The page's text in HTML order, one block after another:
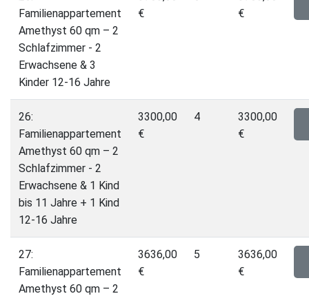
Familienappartement
Amethyst 60 qm – 2
Schlafzimmer - 2
Erwachsene & 3
Kinder 12-16 Jahre
€
€
26:
Familienappartement
Amethyst 60 qm – 2
Schlafzimmer - 2
Erwachsene & 1 Kind
bis 11 Jahre + 1 Kind
12-16 Jahre
3300,00
€
4
3300,00
€
27:
Familienappartement
Amethyst 60 qm – 2
3636,00
€
5
3636,00
€